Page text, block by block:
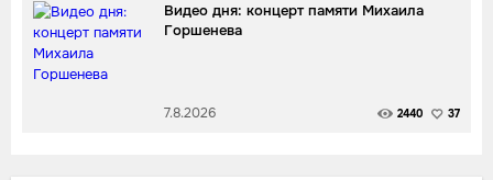
Видео дня: концерт памяти Михаила
Горшенева
7.8.2026 2440 37